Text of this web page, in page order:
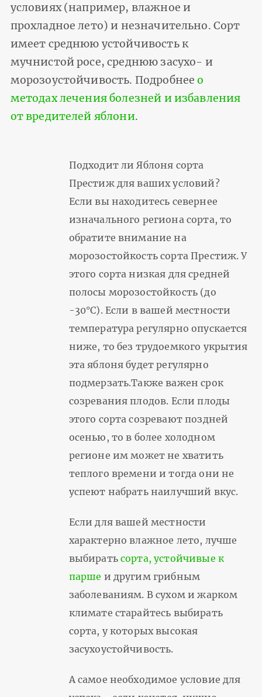
условиях (например, влажное и
прохладное лето) и незначительно. Сорт
имеет среднюю устойчивость к
мучнистой росе, среднюю засухо- и
морозоустойчивость. Подробнеео
методах лечения болезней и избавления
от вредителей яблони.
Подходит ли Яблоня сорта
Престиж для ваших условий?
Если вы находитесь севернее
изначального региона сорта, то
обратите внимание на
морозостойкость сорта Престиж. У
этого сорта низкая для средней
полосы морозостойкость (до
-30°С). Если в вашей местности
температура регулярно опускается
ниже, то без трудоемкого укрытия
эта яблоня будет регулярно
подмерзать.Также важен срок
созревания плодов. Если плоды
этого сорта созревают поздней
осенью, то в более холодном
регионе им может не хватить
теплого времени и тогда они не
успеют набрать наилучший вкус.
Если для вашей местности
характерно влажное лето, лучше
выбиратьсорта, устойчивые к
парше и другим грибным
заболеваниям. В сухом и жарком
климате старайтесь выбирать
сорта, у которых высокая
засухоустойчивость.
А самое необходимое условие для